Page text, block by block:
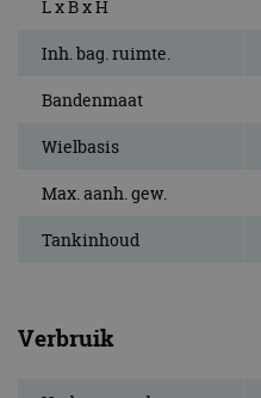
L x B x H
Inh. bag. ruimte.
Bandenmaat
Wielbasis
Max. aanh. gew.
Tankinhoud
Verbruik